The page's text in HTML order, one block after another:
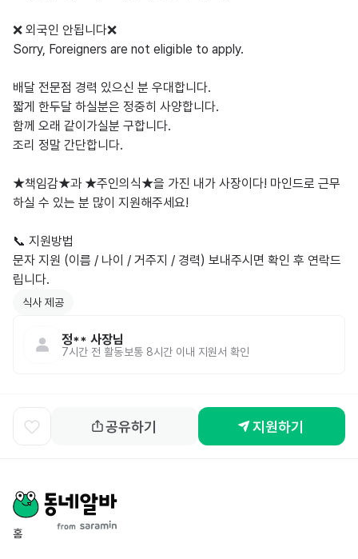
❌ 외국인 안됩니다❌
Sorry, Foreigners are not eligible to apply.
배달 전문점 경력 있으신 분 우대합니다.
짧게 한두달 하실분은 정중히 사양합니다.
함께 오래 같이가실분 구합니다.
조리 정말 간단합니다.
★책임감★과 ★주인의식★을 가진 내가 사장이다! 마인드로 근무
하실 수 있는 분 많이 지원해주세요!
📞 지원방법
문자 지원 (이름 / 나이 / 거주지 / 경력) 보내주시면 확인 후 연락드
립니다.
식사 제공
정** 사장님
7시간 전 활동 보통 8시간 이내 지원서 확인
공유하기 지원하기
홈